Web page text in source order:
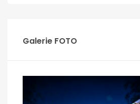
Galerie FOTO